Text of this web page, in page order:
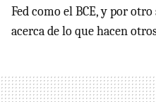
Fed como el BCE, y por
acerca de lo que hacen